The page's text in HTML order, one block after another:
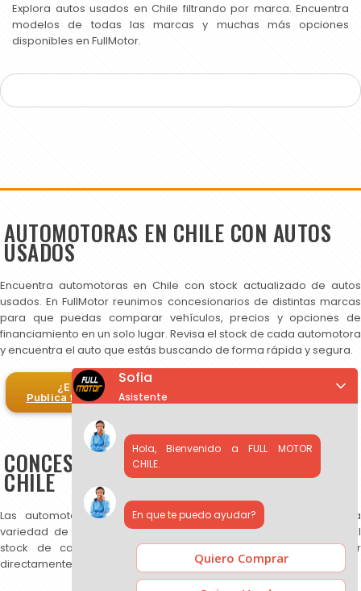
Explora autos usados en Chile filtrando por marca. Encuentra
modelos de todas las marcas y muchas más opciones
disponibles en FullMotor.
AUTOMOTORAS EN CHILE CON AUTOS
USADOS
Encuentra automotoras en Chile con stock actualizado de autos
usados. En FullMotor reunimos concesionarios de distintas marcas
para que puedas comparar vehículos, precios y opciones de
financiamiento en un solo lugar. Revisa el stock de cada automotora
y encuentra el auto que estás buscando de forma rápida y segura.
¿Eres automotora?
Publica tus autos en FullMotor
CONCESIONARIOS DE AUTOS USADOS EN
CHILE
Las automotoras publicadas en FullMotor ofrecen una amplia
variedad de autos usados, SUV y camionetas. Puedes revisar el
stock de cada concesionario, comparar precios y contactar
directamente para más información.
Sofia
Asistente
Hola, Bienvenido a FULL MOTOR
CHILE.
En que te puedo ayudar?
Quiero Comprar